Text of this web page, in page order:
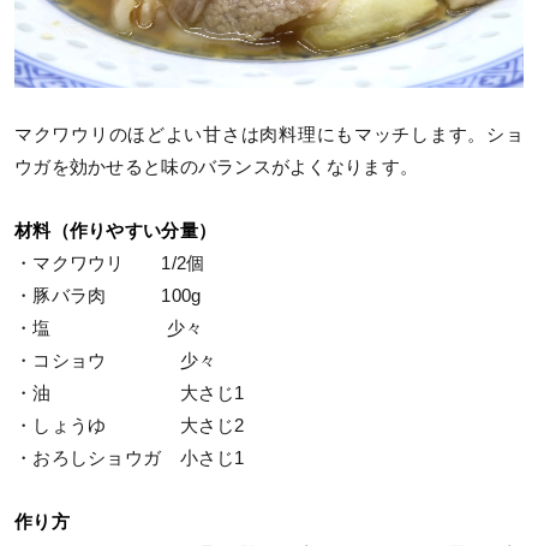
マクワウリのほどよい甘さは肉料理にもマッチします。ショ
ウガを効かせると味のバランスがよくなります。
材料（作りやすい分量）
・マクワウリ 1/2個
・豚バラ肉 100g
・塩 少々
・コショウ 少々
・油 大さじ1
・しょうゆ 大さじ2
・おろしショウガ 小さじ1
作り方